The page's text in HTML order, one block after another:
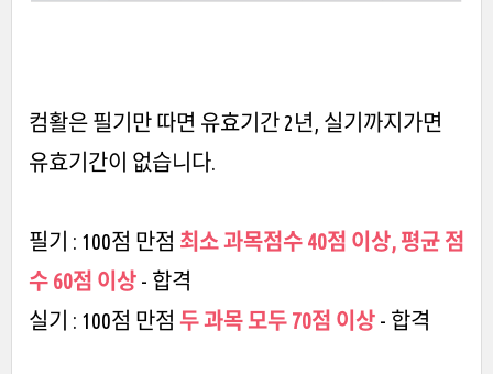
컴활은 필기만 따면 유효기간 2년, 실기까지가면
유효기간이 없습니다.
필기 : 100점 만점 최소 과목점수 40점 이상, 평균 점
수 60점 이상 - 합격
실기 : 100점 만점 두 과목 모두 70점 이상 - 합격